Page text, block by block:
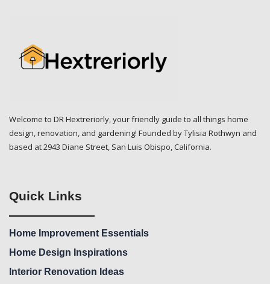
Welcome to DR Hextreriorly, your friendly guide to all things home
design, renovation, and gardening! Founded by Tylisia Rothwyn and
based at 2943 Diane Street, San Luis Obispo, California.
Quick Links
Home Improvement Essentials
Home Design Inspirations
Interior Renovation Ideas